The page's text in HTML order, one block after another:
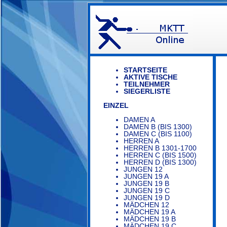
STARTSEITE
AKTIVE TISCHE
TEILNEHMER
SIEGERLISTE
EINZEL
DAMEN A
DAMEN B (BIS 1300)
DAMEN C (BIS 1100)
HERREN A
HERREN B 1301-1700
HERREN C (BIS 1500)
HERREN D (BIS 1300)
JUNGEN 12
JUNGEN 19 A
JUNGEN 19 B
JUNGEN 19 C
JUNGEN 19 D
MÄDCHEN 12
MÄDCHEN 19 A
MÄDCHEN 19 B